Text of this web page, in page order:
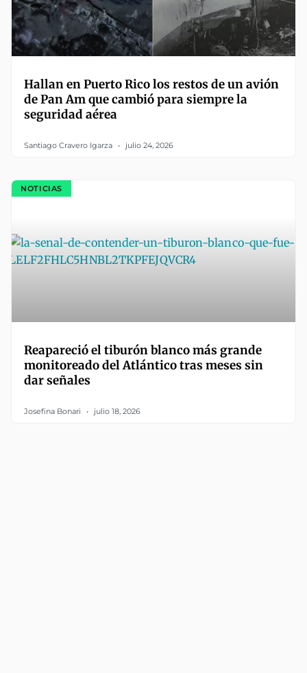
Hallan en Puerto Rico los restos de un avión
de Pan Am que cambió para siempre la
seguridad aérea
Santiago Cravero Igarza julio 24, 2026
NOTICIAS
Reapareció el tiburón blanco más grande
monitoreado del Atlántico tras meses sin
dar señales
Josefina Bonari julio 18, 2026